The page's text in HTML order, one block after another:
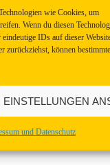
wie Cookies, um
Wenn du diesen
IDs auf dieser
zurückziehst, können
EINSTELLUNGEN
und Datenschutz